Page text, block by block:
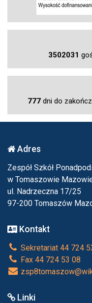
3502031
777dni do
Adres
Zespół Szkół
w Tomaszowie
ul. Nadrzeczna 17/25
97-200 Tomaszów
Kontakt
Sekretariat 44 724
Fax 44 724 53 08
Linki